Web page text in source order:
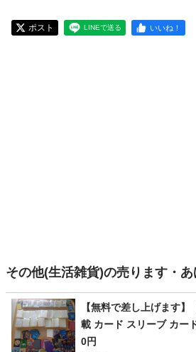
ポスト LINEで送る いいね！
その他(生活雑貨)の売ります・
【無料で差し上げます
載 カード スリーブ カー
0円